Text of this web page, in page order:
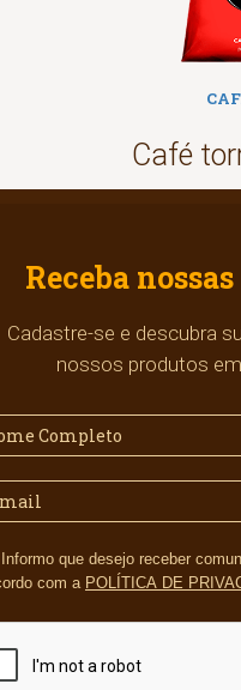
Café
Receba
Cadastre-se e descubra
nossos produtos
com a POLÍTICA DE